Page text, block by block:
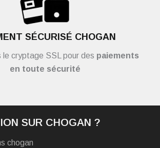
SÉCURISÉ CHOGAN
le cryptage SSL pour des paiements
en toute sécurité
SUR CHOGAN ?
chogan